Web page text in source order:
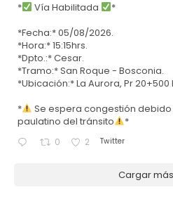
* Vía Habilitada
*
*Fecha:* 05/08/2026.
*Hora:* 15:15hrs.
*Dpto.:* Cesar.
*Tramo:* San Roque - Bosconia.
*Ubicación:* La Aurora, Pr 20+500
*
Se espera congestión
paulatino del tránsito
*
0 2 Twitter
Cargar